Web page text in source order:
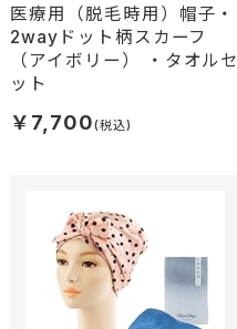
医療用（脱毛時用）帽子・
2wayドット柄スカーフ
（アイボリー） ・タオルセ
ット
￥7,700